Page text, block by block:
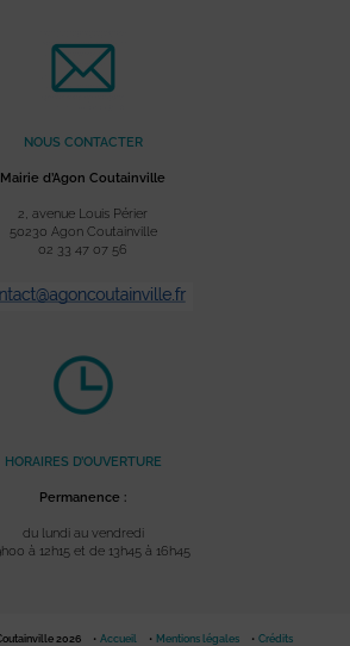
NOUS CONTACTER
Mairie d’Agon Coutainville
2, avenue Louis Périer
50230 Agon Coutainville
02 33 47 07 56
HORAIRES D’OUVERTURE
Permanence :
du lundi au vendredi
à 12h15 et de 13h45 à 16h45
2026 Accueil Mentions légales Crédits